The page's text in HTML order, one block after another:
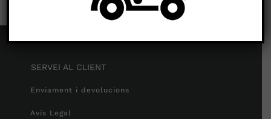
SERVEI AL CLIENT
Enviament i devolucions
Avís Legal